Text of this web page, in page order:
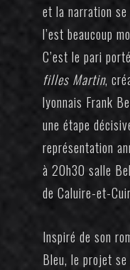
et la narration se
l’est beaucoup
C’est le pari
filles Martin,
lyonnais Frank
une étape
représentation
à 20h30 salle
de Caluire-et-
Inspiré de son
Bleu, le projet